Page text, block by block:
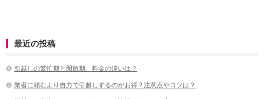
最近の投稿
引越しの繁忙期と閑散期、料金の違いは？
業者に頼むより自力で引越しするのがお得？注意点やコツは？